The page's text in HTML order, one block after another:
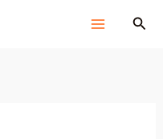
Cari